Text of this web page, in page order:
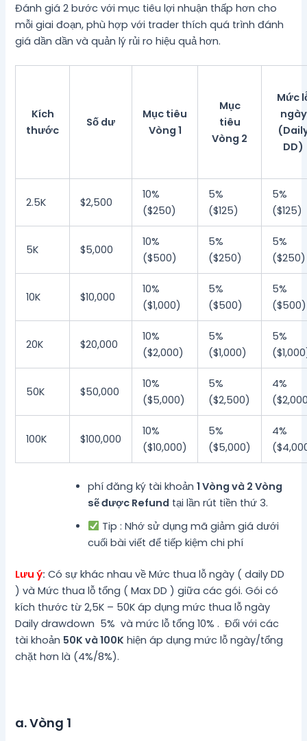
Đánh giá 2 bước với mục tiêu lợi nhuận thấp hơn cho
mỗi giai đoạn, phù hợp với trader thích quá trình đánh
giá dần dần và quản lý rủi ro hiệu quả hơn.
Kích
thước
Số dư
Mục tiêu
Vòng 1
Mục
tiêu
Vòng 2
Mức
ngày
DD)
2.5K $2,500
10%
($250)
5%
($125)
5%
($125)
5K $5,000
10%
($500)
5%
($250)
5%
($250)
10K $10,000
10%
($1,000)
5%
($500)
5%
($500)
20K $20,000
10%
($2,000)
5%
($1,000)
5%
50K $50,000
10%
($5,000)
5%
($2,500)
4%
100K $100,000
10%
($10,000)
5%
($5,000)
4%
phí đăng ký tài khoản1 Vòng và 2 Vòng
sẽ được Refund tại lần rút tiền thứ 3.
Tip : Nhớ sử dụng mã giảm giá dưới
cuối bài viết để tiếp kiệm chi phí
Lưu ý: Có sự khác nhau về Mức thua lỗ ngày ( daily DD
) và Mức thua lỗ tổng ( Max DD ) giữa các gói. Gói có
kích thước từ 2,5K – 50K áp dụng mức thua lỗ ngày
Daily drawdown 5% và mức lỗ tổng 10% . Đối với các
tài khoản 50K và 100K hiện áp dụng mức lỗ ngày/tổng
chặt hơn là (4%/8%).
a. Vòng 1